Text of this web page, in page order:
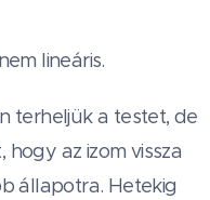
lineáris.
terheljük a testet, de
az izom vissza
állapotra. Hetekig